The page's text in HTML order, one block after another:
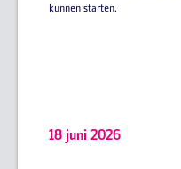
kunnen starten.
18 juni 2026